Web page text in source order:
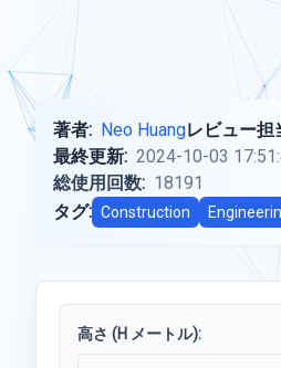
著者: Neo Huangレビュー担
最終更新: 2024-10-03
総使用回数: 18191
タグ: Construction
高さ (H メートル):